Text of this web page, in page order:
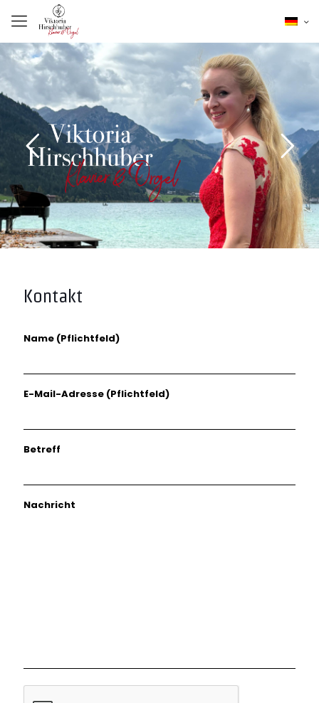
Kontakt
Name (Pflichtfeld)
E-Mail-Adresse (Pflichtfeld)
Betreff
Nachricht